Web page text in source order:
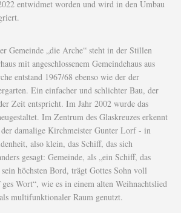
entwidmet worden und wird in den Umbau
Gemeinde „die Arche“ steht in der Stillen
mit angeschlossenem Gemeindehaus aus
entstand 1967/68 ebenso wie der der
Ein einfacher und schlichter Bau, der
Zeit entspricht. Im Jahr 2002 wurde das
Im Zentrum des Glaskreuzes erkennt
der damalige Kirchmeister Gunter Lorf - in
also klein, das Schiff, das sich
gesagt: Gemeinde, als „ein Schiff, das
höchsten Bord, trägt Gottes Sohn voll
Wort“, wie es in einem alten Weihnachtslied
multifunktionaler Raum genutzt.